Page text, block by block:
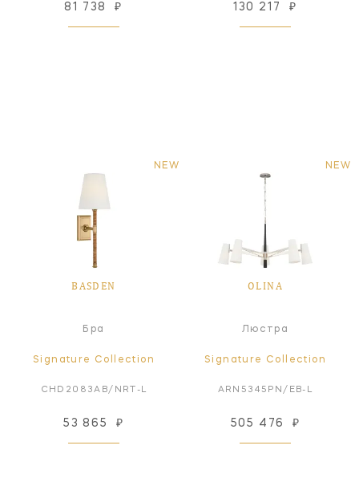
81 738 ₽ 130 217 ₽
NEW
BASDEN
Бра
Signature Collection
CHD2083AB/NRT-L
53 865 ₽
NEW
OLINA
Люстра
Signature Collection
ARN5345PN/EB-L
505 476 ₽